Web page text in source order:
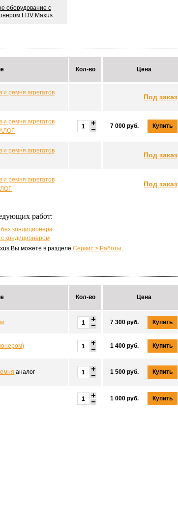
оборудование с
LDV Maxus
Кол-во Цена
и ремня агрегатов
Под заказ
и ремня агрегатов
7 000 руб. Купить
и ремня агрегатов
Под заказ
и ремня агрегатов
Под заказ
работ:
кондиционера
кондиционером
Вы можете в разделе Сервис > Работы.
Кол-во Цена
7 300 руб. Купить
1 400 руб. Купить
аналог 1 500 руб. Купить
1 000 руб. Купить